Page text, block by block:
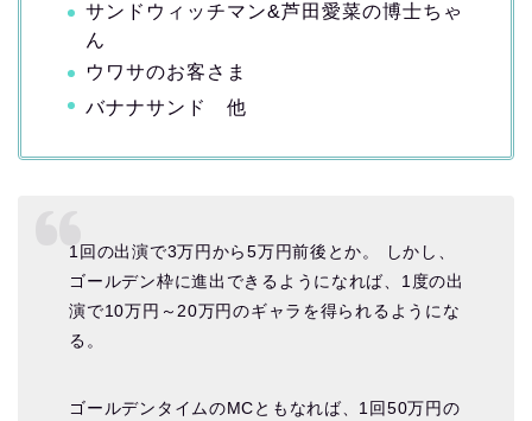
サンドウィッチマン&芦田愛菜の博士ちゃ
ん
ウワサのお客さま
バナナサンド 他
1回の出演で3万円から5万円前後とか。 しかし、
ゴールデン枠に進出できるようになれば、1度の出
演で10万円～20万円のギャラを得られるようにな
る。
ゴールデンタイムのMCともなれば、1回50万円の